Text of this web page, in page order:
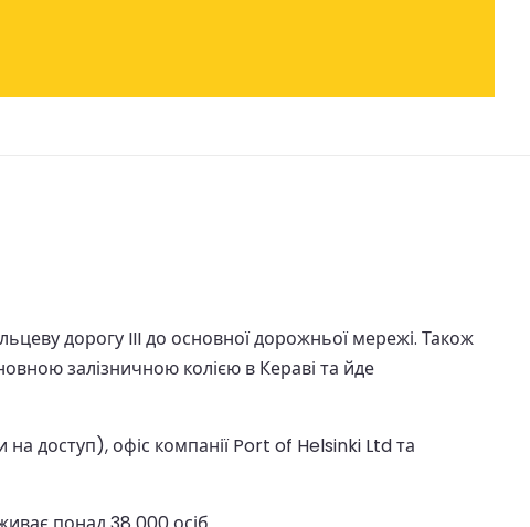
дорогу III до основної дорожньої мережі. Також
залізничною колією в Кераві та йде
доступ), офіс компанії Port of Helsinki Ltd та